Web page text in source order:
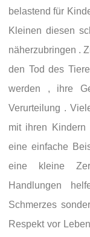
belastend für
Kleinen diesen
näherzubringen .
den Tod des
werden , ihre
Verurteilung .
mit ihren
eine einfache
eine kleine
Handlungen
Schmerzes
Respekt vor